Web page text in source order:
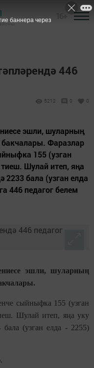
446
5212 0 0
эшли, шуларның
Фаразлар
155 (узган
Шулай итеп, яңа
2233 бала (узган елда
446 педагог белем
эшли, шуларның
сыйныфка 155 (узган
Шулай итеп, яңа уку
бала (узган елда - 2255)
баннера через